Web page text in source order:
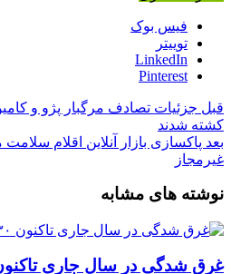
فیس بوک
توییتر
LinkedIn
Pinterest
قبل
کشته شدند
بعد پاکسازی بازار آنلاین اقلام
غیرمجاز
نوشته های مشابه